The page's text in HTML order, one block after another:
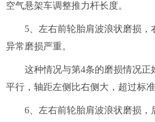
空气悬架车调整推力杆长度。
5、左右前轮胎肩波浪状磨损，
异常磨损严重。
这种情况与第4条的磨损情况正
平行，轴距左侧比右侧大，超过标准
6、左右前轮胎肩波浪状磨损，